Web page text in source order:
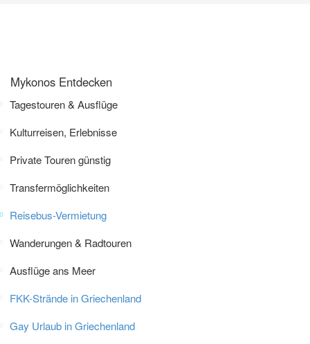
Mykonos Entdecken
Tagestouren & Ausflüge
Kulturreisen, Erlebnisse
Private Touren günstig
Transfermöglichkeiten
Reisebus-Vermietung
Wanderungen & Radtouren
Ausflüge ans Meer
FKK-Strände in Griechenland
Gay Urlaub in Griechenland